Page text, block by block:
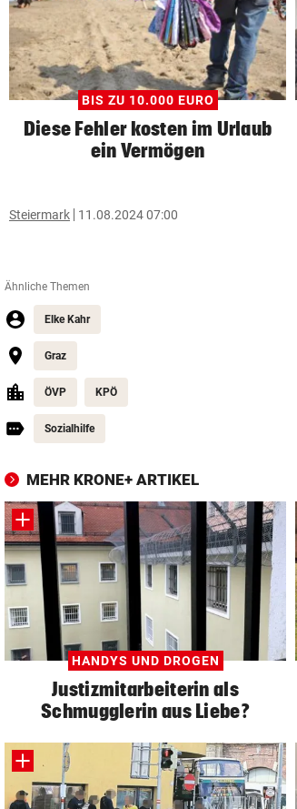
BIS ZU 10.000 EURO
Diese Fehler kosten im Urlaub
ein Vermögen
Steiermark 11.08.2024 07:00
Ähnliche Themen
Elke Kahr
Graz
ÖVP KPÖ
Sozialhilfe
MEHR KRONE+ ARTIKEL
HANDYS UND DROGEN
Justizmitarbeiterin als
Schmugglerin aus Liebe?